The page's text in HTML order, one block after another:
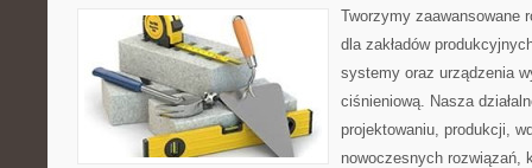
Tworzymy zaawansowane
dla zakładów
systemy oraz urządzenia
ciśnieniową. Nasza
projektowaniu, produkcji,
nowoczesnych rozwiązań,